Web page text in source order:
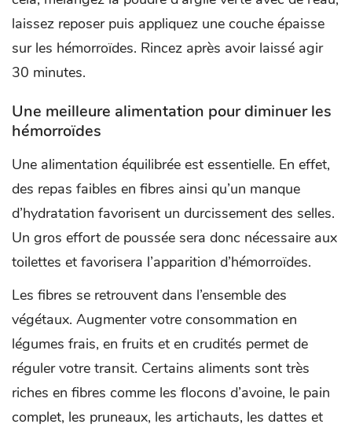
laissez reposer puis appliquez une couche épaisse
sur les hémorroïdes. Rincez après avoir laissé agir
30 minutes.
Une meilleure alimentation pour diminuer les
hémorroïdes
Une alimentation équilibrée est essentielle. En effet,
des repas faibles en fibres ainsi qu’un manque
d’hydratation favorisent un durcissement des selles.
Un gros effort de poussée sera donc nécessaire aux
toilettes et favorisera l’apparition d’hémorroïdes.
Les fibres se retrouvent dans l’ensemble des
végétaux. Augmenter votre consommation en
légumes frais, en fruits et en crudités permet de
réguler votre transit. Certains aliments sont très
riches en fibres comme les flocons d’avoine, le pain
complet, les pruneaux, les artichauts, les dattes et